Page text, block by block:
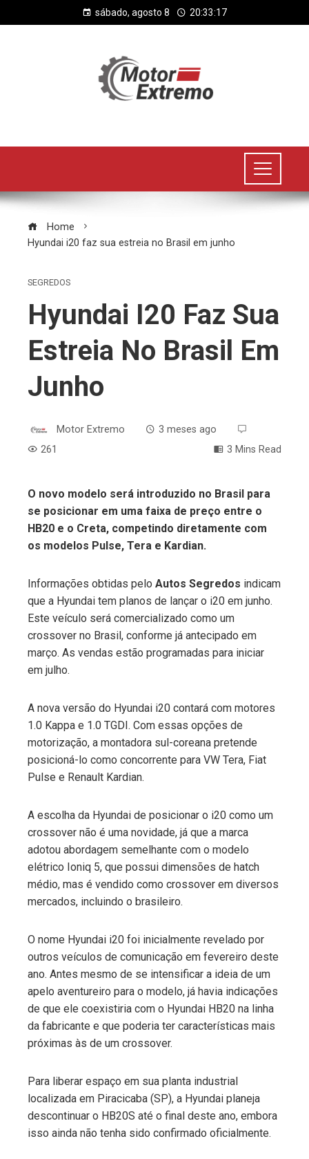
sábado, agosto 8 20:33:18
Home
Hyundai i20 faz sua estreia no Brasil em junho
SEGREDOS
Hyundai I20 Faz Sua
Estreia No Brasil Em
Junho
Motor Extremo
3 meses ago
261
3 Mins Read
O novo modelo será introduzido no Brasil para
se posicionar em uma faixa de preço entre o
HB20 e o Creta, competindo diretamente com
os modelos Pulse, Tera e Kardian.
Informações obtidas pelo Autos Segredos indicam
que a Hyundai tem planos de lançar o i20 em junho.
Este veículo será comercializado como um
crossover no Brasil, conforme já antecipado em
março. As vendas estão programadas para iniciar
em julho.
A nova versão do Hyundai i20 contará com motores
1.0 Kappa e 1.0 TGDI. Com essas opções de
motorização, a montadora sul-coreana pretende
posicioná-lo como concorrente para VW Tera, Fiat
Pulse e Renault Kardian.
A escolha da Hyundai de posicionar o i20 como um
crossover não é uma novidade, já que a marca
adotou abordagem semelhante com o modelo
elétrico Ioniq 5, que possui dimensões de hatch
médio, mas é vendido como crossover em diversos
mercados, incluindo o brasileiro.
O nome Hyundai i20 foi inicialmente revelado por
outros veículos de comunicação em fevereiro deste
ano. Antes mesmo de se intensificar a ideia de um
apelo aventureiro para o modelo, já havia indicações
de que ele coexistiria com o Hyundai HB20 na linha
da fabricante e que poderia ter características mais
próximas às de um crossover.
Para liberar espaço em sua planta industrial
localizada em Piracicaba (SP), a Hyundai planeja
descontinuar o HB20S até o final deste ano, embora
isso ainda não tenha sido confirmado oficialmente.